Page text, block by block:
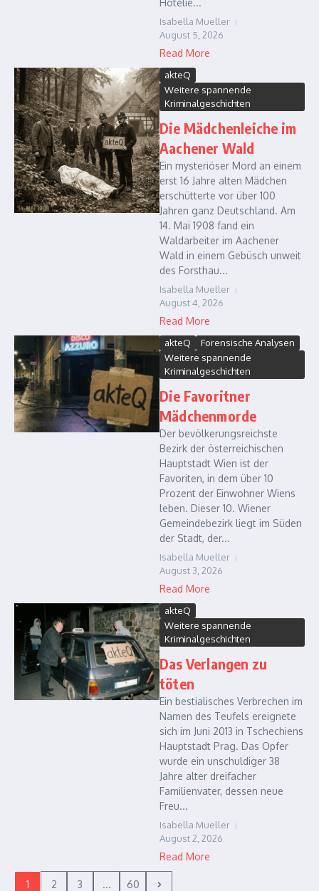
Hotelie...
Isabella Mueller
August 5, 2026
Read More
akteQ
Weitere spannende
Kriminalgeschichten
Die Mädchenleiche im
Aachener Wald
Ein mysteriöser Mord an einem
erst 16 Jahre alten Mädchen
erschütterte vor über 100
Jahren ganz Deutschland. Am
14. Mai 1908 fand ein
Waldarbeiter im Aachener
Wald in einem Gebüsch unweit
des Forsthau...
Isabella Mueller
August 4, 2026
Read More
akteQ
Forensische Analysen
Weitere spannende
Kriminalgeschichten
Die Favoritner
Mädchenmorde
Der bevölkerungsreichste
Bezirk der österreichischen
Hauptstadt Wien ist der
Favoriten, in dem über 10
Prozent der Einwohner Wiens
leben. Dieser 10. Wiener
Gemeindebezirk liegt im Süden
der Stadt, der...
Isabella Mueller
August 3, 2026
Read More
akteQ
Weitere spannende
Kriminalgeschichten
Das Verlangen zu
töten
Ein bestialisches Verbrechen im
Namen des Teufels ereignete
sich im Juni 2013 in Tschechiens
Hauptstadt Prag. Das Opfer
wurde ein unschuldiger 38
Jahre alter dreifacher
Familienvater, dessen neue
Freu...
Isabella Mueller
August 2, 2026
Read More
1 2 3 ... 60